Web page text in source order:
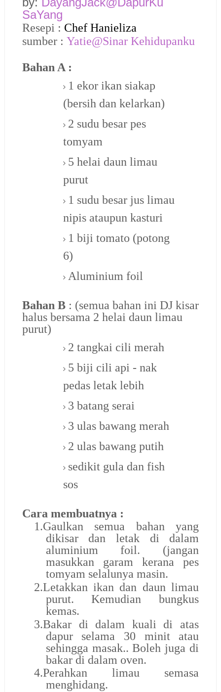
SaYang
Resepi : Chef Hanieliza
sumber : Yatie@Sinar Kehidupanku
Bahan A :
1 ekor ikan siakap
(bersih dan kelarkan)
2 sudu besar pes
tomyam
5 helai daun limau
purut
1 sudu besar jus limau
nipis ataupun kasturi
1 biji tomato (potong
6)
Aluminium foil
Bahan B: (semua bahan ini DJ kisar
halus bersama 2 helai daun limau
purut)
2 tangkai cili merah
5 biji cili api - nak
pedas letak lebih
3 batang serai
3 ulas bawang merah
2 ulas bawang putih
sedikit gula dan fish
sos
Cara membuatnya :
1.Gaulkan semua bahan yang
dikisar dan letak di dalam
aluminium foil. (jangan
masukkan garam kerana pes
tomyam selalunya masin.
2.Letakkan ikan dan daun limau
purut. Kemudian bungkus
kemas.
3.Bakar di dalam kuali di atas
dapur selama 30 minit atau
sehingga masak.. Boleh juga di
bakar di dalam oven.
4.Perahkan limau semasa
menghidang.